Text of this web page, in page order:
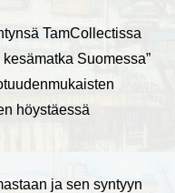
TamCollectissa
Suomessa”
höystäessä
ja sen syntyyn